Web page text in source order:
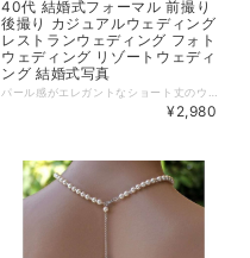
40代 結婚式フォーマル 前撮り
後撮り カジュアルウェディング
レストランウェディング フォト
ウェディング リゾートウェディ
ング 結婚式写真
¥2,980